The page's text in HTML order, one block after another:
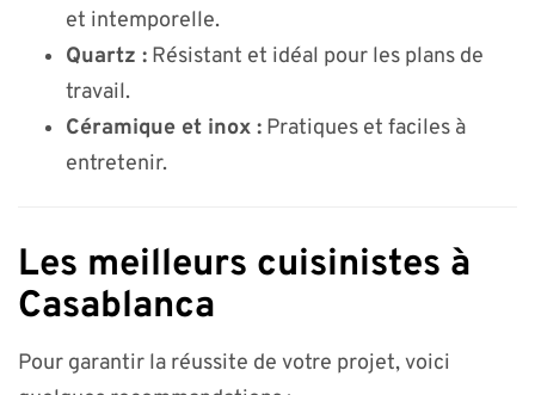
et intemporelle.
Quartz : Résistant et idéal pour les plans de
travail.
Céramique et inox : Pratiques et faciles à
entretenir.
Les meilleurs cuisinistes à
Casablanca
Pour garantir la réussite de votre projet, voici